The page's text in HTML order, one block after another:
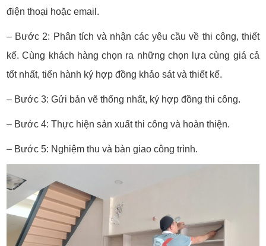
điện thoại hoặc email.
– Bước 2: Phân tích và nhận các yêu cầu về thi công, thiết
kế. Cùng khách hàng chọn ra những chọn lựa cùng giá cả
tốt nhất, tiến hành ký hợp đồng khảo sát và thiết kế.
– Bước 3: Gửi bản vẽ thống nhất, ký hợp đồng thi công.
– Bước 4: Thực hiện sản xuất thi công và hoàn thiện.
– Bước 5: Nghiệm thu và bàn giao công trình.